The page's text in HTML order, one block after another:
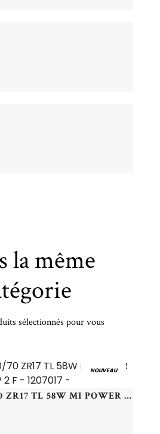
la même
sélectionnés pour vous
NOUVEAU
MICHELIN - 120/70 ZR17 TL 58W MI POWER CUP 2 F - 1207017 -